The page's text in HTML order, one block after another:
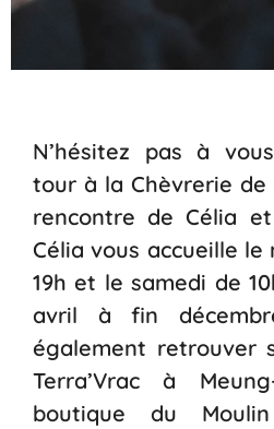
N’hésitez pas à
tour à la Chèvrerie
rencontre de Célia
Célia vous accueille le
19h et le samedi de
avril à fin
également retrouver
Terra’Vrac à
boutique du